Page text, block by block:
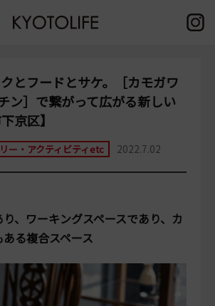
とフードとサケ。［カモガワ
ン］で繋がって広がる新しい
京区】
ー・アクティビティetc 2022.7.02
、ワーキングスペースであり、カ
る複合スペース